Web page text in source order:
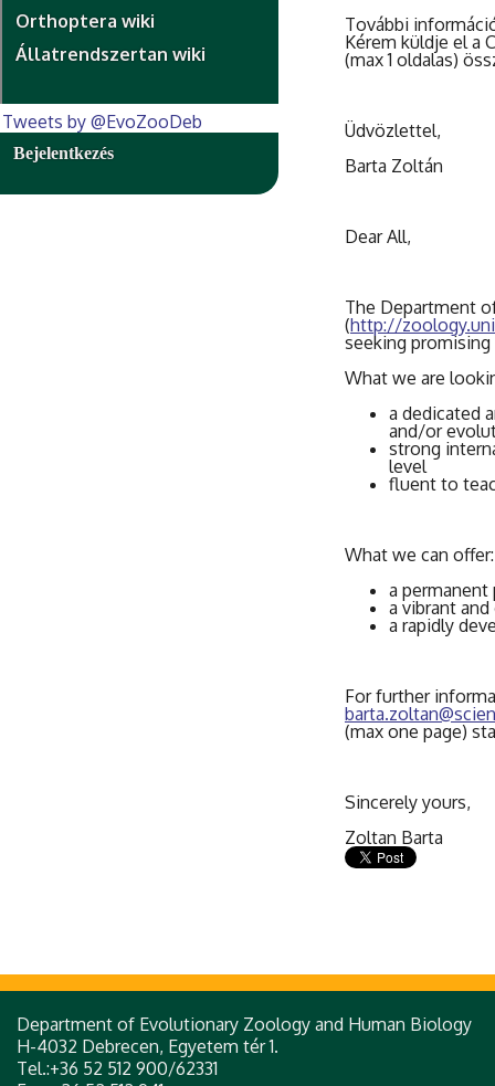
Orthoptera wiki
Állatrendszertan wiki
Tweets by @EvoZooDeb
Bejelentkezés
További
Kérem küldje el a
(max 1 oldalas)
Üdvözlettel,
Barta Zoltán
Dear All,
The Department
(http://
seeking
What we are
a dedicated
and/or
strong
level
fluent to
What we can offer:
a
a vibrant
a rapidly
For further
(max one page)
Sincerely yours,
Zoltan Barta
Department of Evolutionary Zoology and Human Biology
H-4032 Debrecen, Egyetem tér 1.
Tel.:+36 52 512 900/62331